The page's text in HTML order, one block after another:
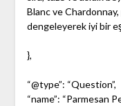
Blanc ve
dengeleyerek iyi bir
},
“@type”: “Question”,
“name”: “Parmesan